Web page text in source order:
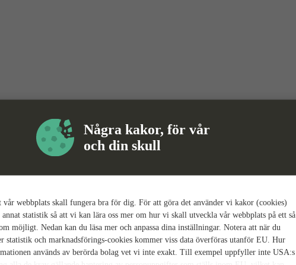
Några kakor, för vår
och din skull
webbplats skall fungera bra för dig. För att göra det använder vi kakor (cookies)
statistik så att vi kan lära oss mer om hur vi skall utveckla vår webbplats på ett så
möjligt. Nedan kan du läsa mer och anpassa dina inställningar. Notera att när du
statistik och marknadsförings-cookies kommer viss data överföras utanför EU. Hur
används av berörda bolag vet vi inte exakt. Till exempel uppfyller inte USA:s